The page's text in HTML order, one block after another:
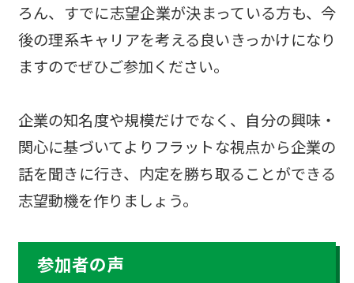
ろん、すでに志望企業が決まっている方も、今
後の理系キャリアを考える良いきっかけになり
ますのでぜひご参加ください。
企業の知名度や規模だけでなく、自分の興味・
関心に基づいてよりフラットな視点から企業の
話を聞きに行き、内定を勝ち取ることができる
志望動機を作りましょう。
参加者の声